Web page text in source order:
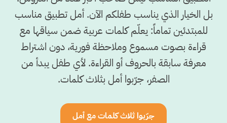
بل الخيار الذي يناسب طفلكم الآن. أمل تطبيق مناسب
للمبتدئين تماماً: يعلّم كلمات عربية ضمن سياقها مع
قراءة بصوت مسموع وملاحظة فورية، دون اشتراط
معرفة سابقة بالحروف أو القراءة. لأي طفل يبدأ من
الصفر، جرّبوا أمل بثلاث كلمات.
جرّبوا ثلاث كلمات مع أمل